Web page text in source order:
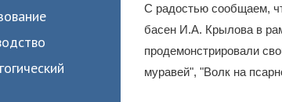
С радостью сообщаем,
басен И.А. Крылова в
продемонстрировали
муравей", "Волк на